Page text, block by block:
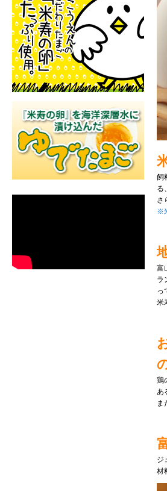
飼
る
さ
※
富
ラ
っ
米
鶏
あ
ま
ジ
材